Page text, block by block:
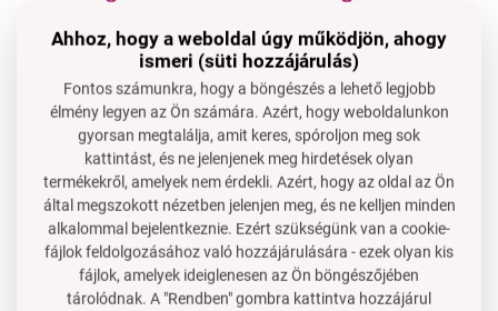
6 890 Ft
A kosárba
Raktáron
6 890 Ft
A kosárba
Raktáron
12 db MINT KISS |
cukormentes fekete ribizli-
menta frissítő pasztilla
14 PE
Ár neked
6 890 Ft
A kosárba
Raktáron
12 db MINT KISS |
fodormentás cukormentes
frissítő pasztillák
14 PE
Ár neked
6 890 Ft
A kosárba
Raktáron
Ahhoz, hogy a weboldal úgy működjön, ahogy
ismeri (süti hozzájárulás)
Fontos számunkra, hogy a böngészés a lehető legjobb
élmény legyen az Ön számára. Azért, hogy weboldalunkon
gyorsan megtalálja, amit keres, spóroljon meg sok
kattintást, és ne jelenjenek meg hirdetések olyan
termékekről, amelyek nem érdekli. Azért, hogy az oldal az Ön
által megszokott nézetben jelenjen meg, és ne kelljen minden
alkalommal bejelentkeznie. Ezért szükségünk van a cookie-
fájlok feldolgozásához való hozzájárulására - ezek olyan kis
fájlok, amelyek ideiglenesen az Ön böngészőjében
tárolódnak. A "Rendben" gombra kattintva hozzájárul